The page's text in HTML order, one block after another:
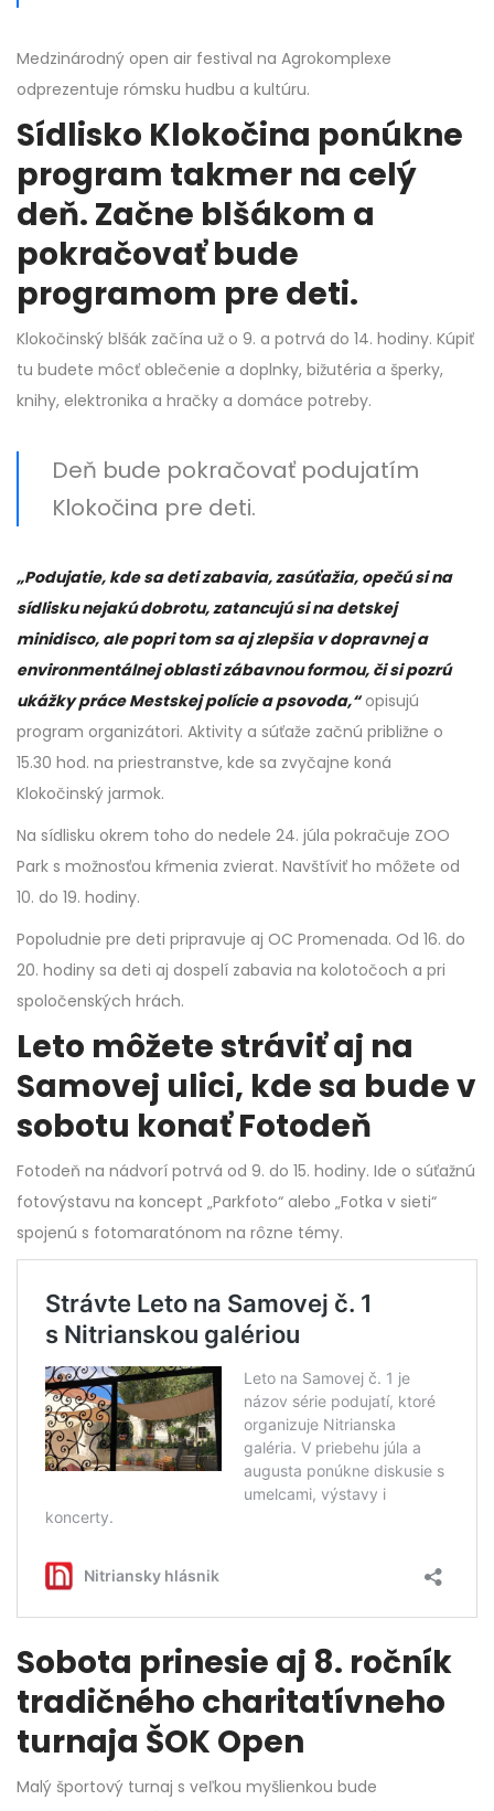
Medzinárodný open air festival na Agrokomplexe
odprezentuje rómsku hudbu a kultúru.
Sídlisko Klokočina ponúkne
program takmer na celý
deň. Začne blšákom a
pokračovať bude
programom pre deti.
Klokočinský blšák začína už o 9. a potrvá do 14. hodiny. Kúpiť
tu budete môcť oblečenie a doplnky, bižutéria a šperky,
knihy, elektronika a hračky a domáce potreby.
Deň bude pokračovať podujatím
Klokočina pre deti.
„Podujatie, kde sa deti zabavia, zasúťažia, opečú si na
sídlisku nejakú dobrotu, zatancujú si na detskej
minidisco, ale popri tom sa aj zlepšia v dopravnej a
environmentálnej oblasti zábavnou formou, či si pozrú
ukážky práce Mestskej polície a psovoda,“opisujú
program organizátori. Aktivity a súťaže začnú približne o
15.30 hod. na priestranstve, kde sa zvyčajne koná
Klokočinský jarmok.
Na sídlisku okrem toho do nedele 24. júla pokračuje ZOO
Park s možnosťou kŕmenia zvierat. Navštíviť ho môžete od
10. do 19. hodiny.
Popoludnie pre deti pripravuje aj OC Promenada. Od 16. do
20. hodiny sa deti aj dospelí zabavia na kolotočoch a pri
spoločenských hrách.
Leto môžete stráviť aj na
Samovej ulici, kde sa bude v
sobotu konať Fotodeň
Fotodeň na nádvorí potrvá od 9. do 15. hodiny. Ide o súťažnú
fotovýstavu na koncept „Parkfoto“ alebo „Fotka v sieti“
spojenú s fotomaratónom na rôzne témy.
Sobota prinesie aj 8. ročník
tradičného charitatívneho
turnaja ŠOK Open
Malý športový turnaj s veľkou myšlienkou bude